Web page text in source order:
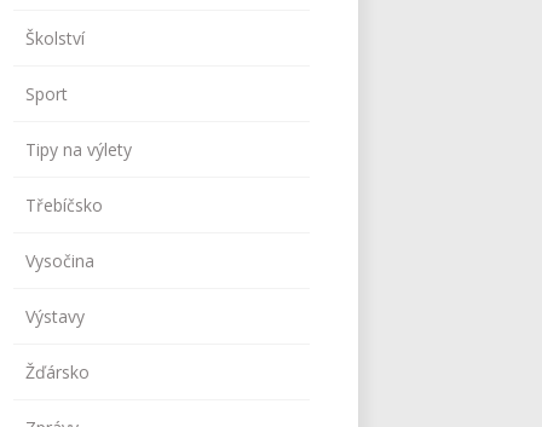
Školství
Sport
Tipy na výlety
Třebíčsko
Vysočina
Výstavy
Žďársko